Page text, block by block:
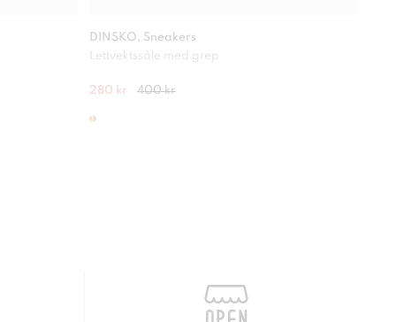
DINSKO, Sneakers
Lettvektssåle med grep
280 kr 400 kr